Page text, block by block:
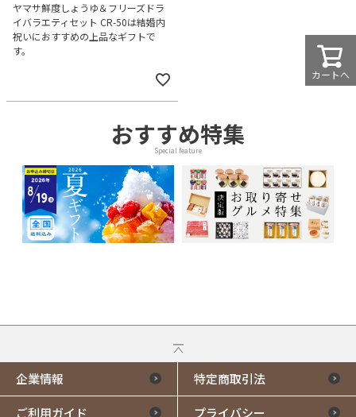
ヤマサ鮮度しょうゆ＆フリーズドラ
イバラエティセット CR-50は結婚内
祝いにおすすめの上品なギフトで
す。
カートへ
おすすめ特集
Special feature
企業情報 特定商取引法
ご利用ガイド プライバシー